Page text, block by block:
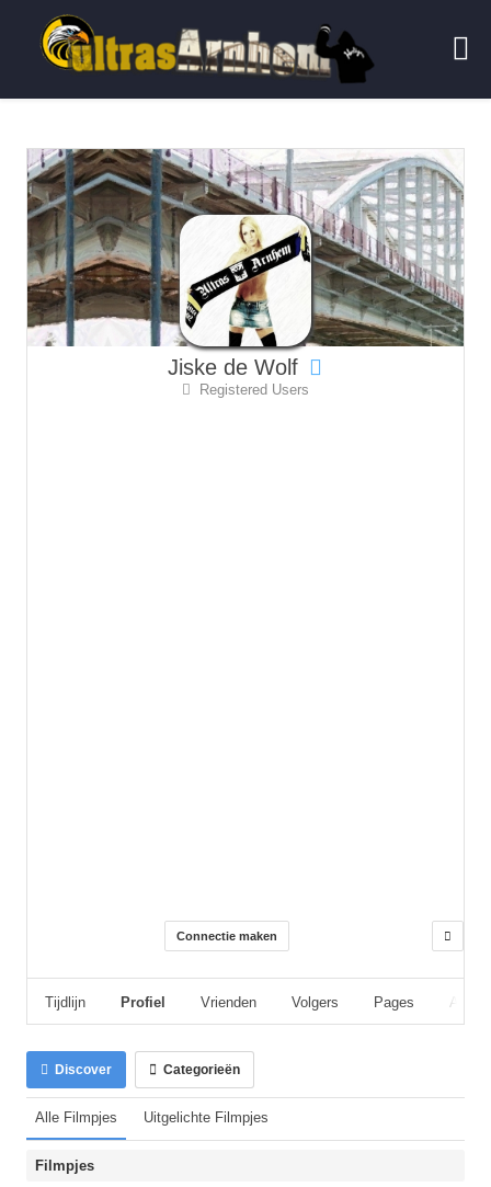
Jiske de Wolf
Registered Users
Connectie maken
Tijdlijn Profiel Vrienden Volgers Pages
Discover Categorieën
Alle Filmpjes Uitgelichte Filmpjes
Filmpjes